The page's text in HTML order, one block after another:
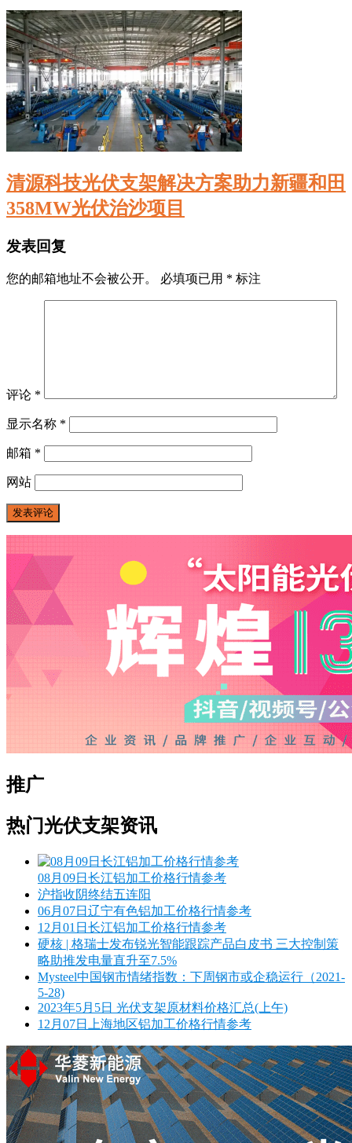
清源科技光伏支架解决方案助力新疆和田
358MW光伏治沙项目
发表回复
您的邮箱地址不会被公开。 必填项已用 * 标注
评论 *
显示名称 *
邮箱 *
网站
推广
热门光伏支架资讯
08月09日长江铝加工价格行情参考
沪指收阴终结五连阳
06月07日辽宁有色铝加工价格行情参考
12月01日长江铝加工价格行情参考
硬核 | 格瑞士发布锐光智能跟踪产品白皮书 三大控制策
略助推发电量直升至7.5%
Mysteel中国钢市情绪指数：下周钢市或企稳运行（2021-
5-28)
2023年5月5日 光伏支架原材料价格汇总(上午)
12月07日上海地区铝加工价格行情参考